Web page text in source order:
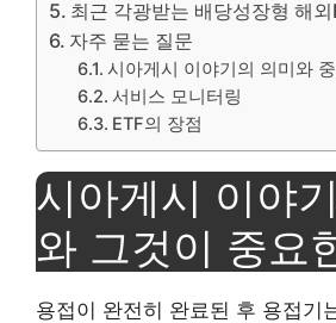
최근 각광받는 배당성장형 해
자주 묻는 질문
시아게시 이야기의 의미와
서비스 모니터링
ETF의 장점
시아게시 이야
와 그것이 중요
용접이 완전히 완료된 후 용접기